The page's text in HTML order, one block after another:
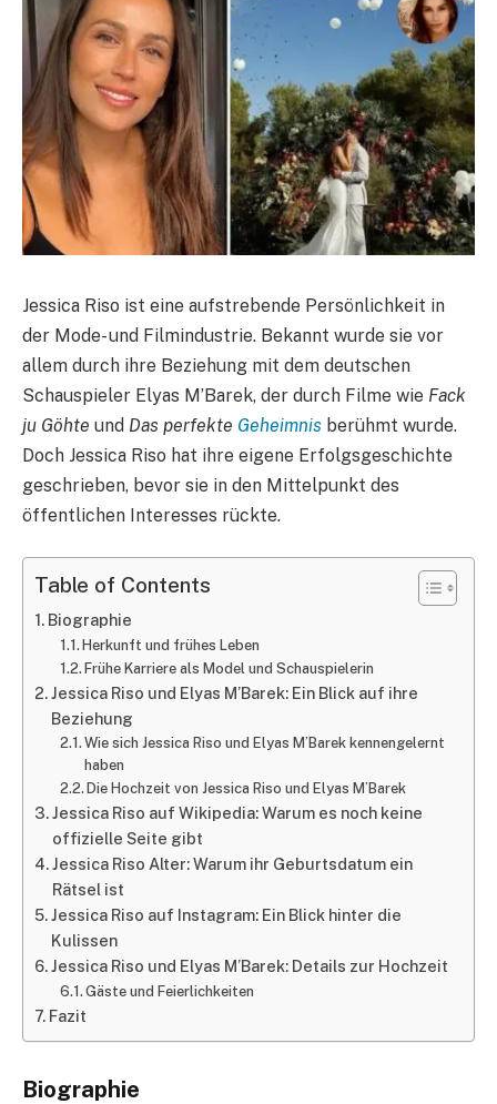
Jessica Riso ist eine aufstrebende Persönlichkeit in
der Mode- und Filmindustrie. Bekannt wurde sie vor
allem durch ihre Beziehung mit dem deutschen
Schauspieler Elyas M’Barek, der durch Filme wie Fack
ju Göhte und Das perfekte Geheimnis berühmt wurde.
Doch Jessica Riso hat ihre eigene Erfolgsgeschichte
geschrieben, bevor sie in den Mittelpunkt des
öffentlichen Interesses rückte.
Table of Contents
Biographie
Herkunft und frühes Leben
Frühe Karriere als Model und Schauspielerin
Jessica Riso und Elyas M’Barek: Ein Blick auf ihre
Beziehung
Wie sich Jessica Riso und Elyas M’Barek kennengelernt
haben
Die Hochzeit von Jessica Riso und Elyas M’Barek
Jessica Riso auf Wikipedia: Warum es noch keine
offizielle Seite gibt
Jessica Riso Alter: Warum ihr Geburtsdatum ein
Rätsel ist
Jessica Riso auf Instagram: Ein Blick hinter die
Kulissen
Jessica Riso und Elyas M’Barek: Details zur Hochzeit
Gäste und Feierlichkeiten
Fazit
Biographie